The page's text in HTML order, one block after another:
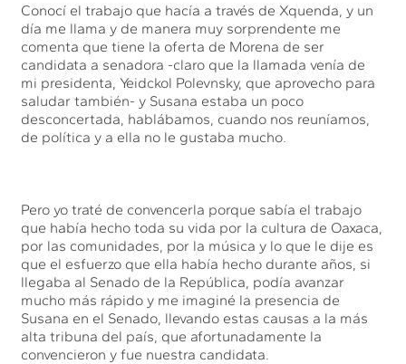
Conocí el trabajo que hacía a través de Xquenda, y un
día me llama y de manera muy sorprendente me
comenta que tiene la oferta de Morena de ser
candidata a senadora -claro que la llamada venía de
mi presidenta, Yeidckol Polevnsky, que aprovecho para
saludar también- y Susana estaba un poco
desconcertada, hablábamos, cuando nos reuníamos,
de política y a ella no le gustaba mucho.
Pero yo traté de convencerla porque sabía el trabajo
que había hecho toda su vida por la cultura de Oaxaca,
por las comunidades, por la música y lo que le dije es
que el esfuerzo que ella había hecho durante años, si
llegaba al Senado de la República, podía avanzar
mucho más rápido y me imaginé la presencia de
Susana en el Senado, llevando estas causas a la más
alta tribuna del país, que afortunadamente la
convencieron y fue nuestra candidata.